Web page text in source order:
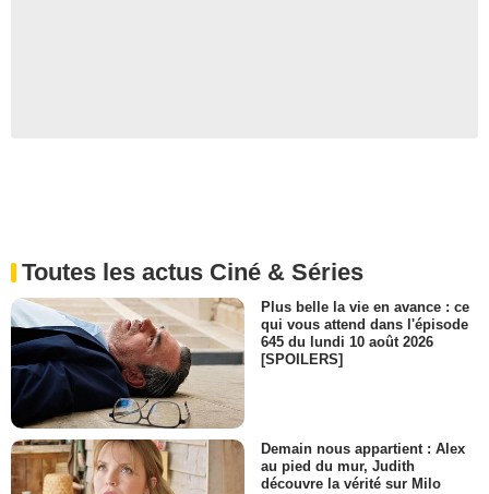
Toutes les actus Ciné & Séries
Plus belle la vie en avance : ce
qui vous attend dans l'épisode
645 du lundi 10 août 2026
[SPOILERS]
Demain nous appartient : Alex
au pied du mur, Judith
découvre la vérité sur Milo